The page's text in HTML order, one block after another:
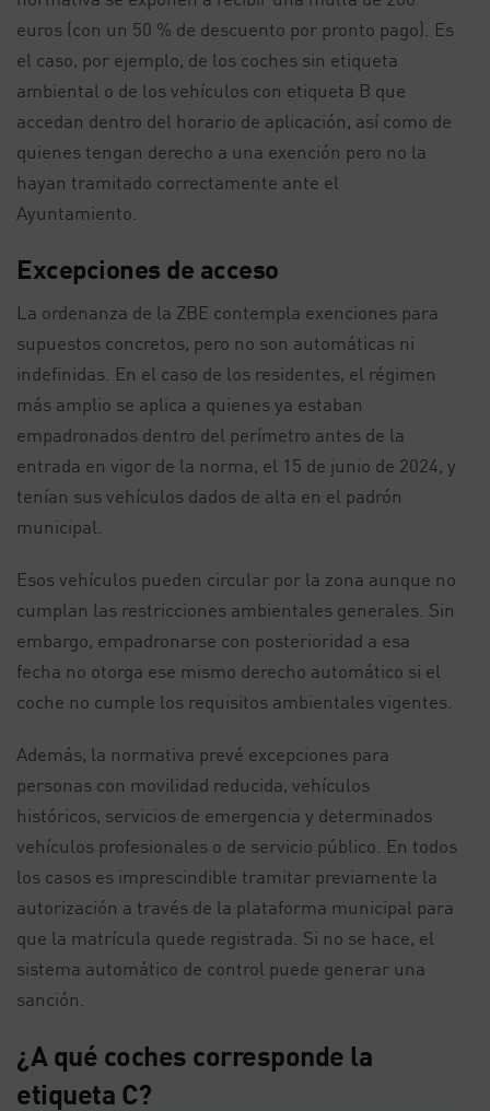
euros (con un 50 % de descuento por pronto pago). Es
el caso, por ejemplo, de los coches sin etiqueta
ambiental o de los vehículos con etiqueta B que
accedan dentro del horario de aplicación, así como de
quienes tengan derecho a una exención pero no la
hayan tramitado correctamente ante el
Ayuntamiento.
Excepciones de acceso
La ordenanza de la ZBE contempla exenciones para
supuestos concretos, pero no son automáticas ni
indefinidas. En el caso de los residentes, el régimen
más amplio se aplica a quienes ya estaban
empadronados dentro del perímetro antes de la
entrada en vigor de la norma, el 15 de junio de 2024, y
tenían sus vehículos dados de alta en el padrón
municipal.
Esos vehículos pueden circular por la zona aunque no
cumplan las restricciones ambientales generales. Sin
embargo, empadronarse con posterioridad a esa
fecha no otorga ese mismo derecho automático si el
coche no cumple los requisitos ambientales vigentes.
Además, la normativa prevé excepciones para
personas con movilidad reducida, vehículos
históricos, servicios de emergencia y determinados
vehículos profesionales o de servicio público. En todos
los casos es imprescindible tramitar previamente la
autorización a través de la plataforma municipal para
que la matrícula quede registrada. Si no se hace, el
sistema automático de control puede generar una
sanción.
¿A qué coches corresponde la
etiqueta C?